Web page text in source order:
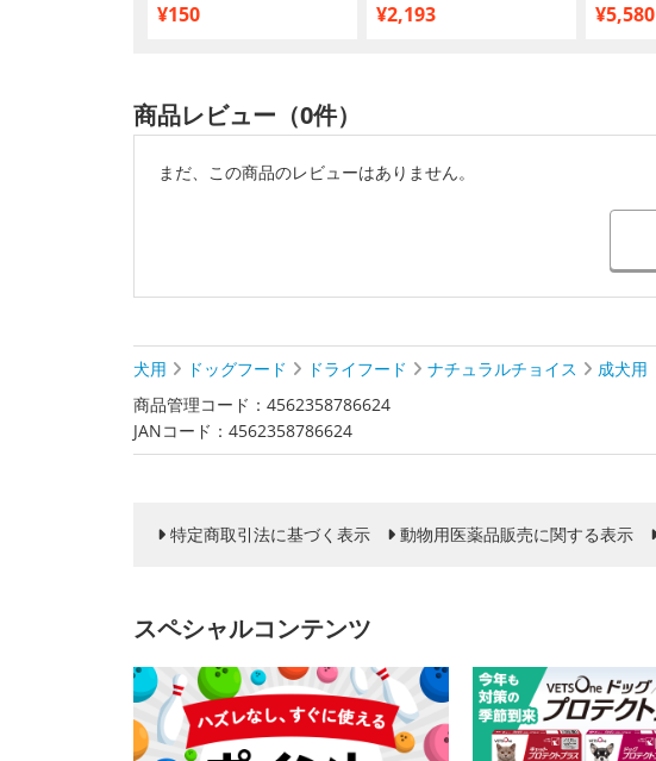
¥150 ¥2,193 ¥5,580
商品レビュー（0件）
まだ、この商品のレビューはありません。
犬用 ドッグフード ドライフード ナチュラルチョイス
成犬用
商品管理コード：4562358786624
JANコード：4562358786624
特定商取引法に基づく表示 動物用医薬品販売に関する表示
スペシャルコンテンツ